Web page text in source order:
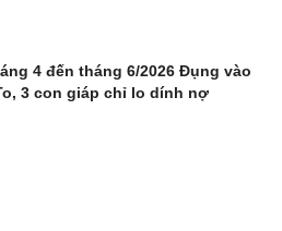
4 đến tháng 6/2026 Đụng vào
3 con giáp chỉ lo dính nợ